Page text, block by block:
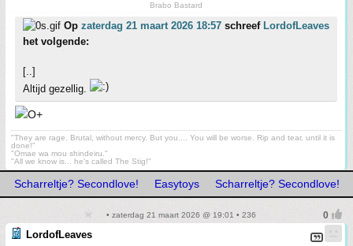
Brabo Bastard
Op zaterdag 21 maart 2026 18:57 schreef LordofLeaves
het volgende:
[..]
Altijd gezellig.
"They are rage. Brutal, without mercy. But you.... You will be worse. Rip and tear, until it is
done!"
"Omae wa mou shindeiru."
"All we know is... he's called The Stig!"
Scharreltje? Secondlove! Easytoys Scharreltje? Secondlove!
• zaterdag 21 maart 2026 @ 19:01 • 236
LordofLeaves